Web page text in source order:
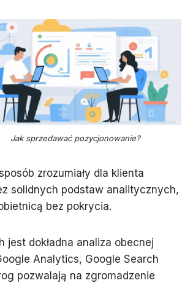
Jak sprzedawać pozycjonowanie?
zrozumiały dla klienta
solidnych podstaw analitycznych,
bez pokrycia.
dokładna analiza obecnej
Analytics, Google Search
pozwalają na zgromadzenie